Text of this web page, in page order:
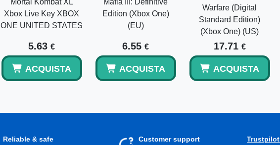
Mortal Kombat XL
Xbox Live Key XBOX
ONE UNITED STATES
5.63 €
ACQUISTA
Mafia III: Definitive
Edition (Xbox One)
(EU)
6.55 €
ACQUISTA
Warfare (Digital
Standard Edition)
(Xbox One) (US)
17.71 €
ACQUISTA
Reliable & safe Customer support Trustpilot